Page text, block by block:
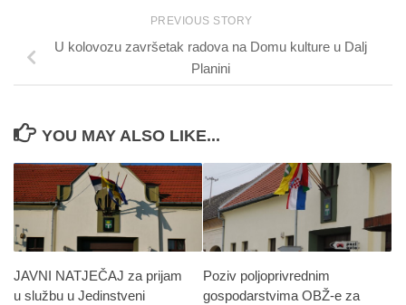
PREVIOUS STORY
U kolovozu završetak radova na Domu kulture u Dalj
Planini
YOU MAY ALSO LIKE...
JAVNI NATJEČAJ za prijam
u službu u Jedinstveni
Poziv poljoprivrednim
gospodarstvima OBŽ-e za